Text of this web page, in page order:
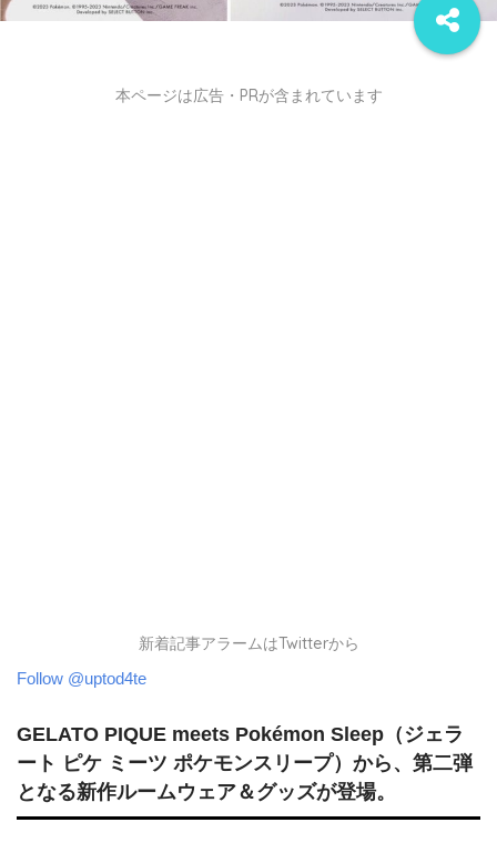
本ページは広告・PRが含まれています
新着記事アラームはTwitterから
Follow @uptod4te
GELATO PIQUE meets Pokémon Sleep （ジェラ
ート ピケ ミーツ ポケモンスリープ）から、第二弾
となる新作ルームウェア＆グッズが登場。